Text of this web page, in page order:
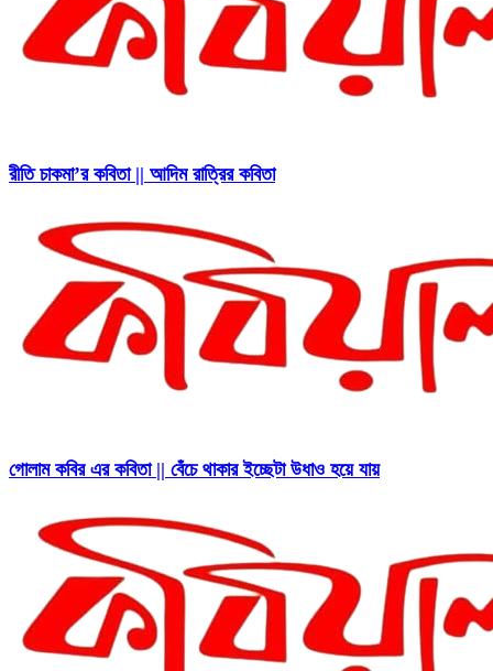
রীতি চাকমা’র কবিতা || আদিম রাত্রির কবিতা
গোলাম কবির এর কবিতা || বেঁচে থাকার ইচ্ছেটা উধাও হয়ে যায়